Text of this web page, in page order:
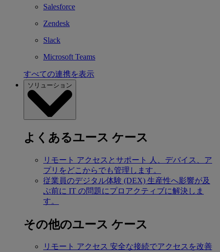
Salesforce
Zendesk
Slack
Microsoft Teams
すべての連携を表示
ソリューション
よくあるユース ケース
リモート アクセスとサポート
人、デバイス、ア
プリをどこからでも管理します。
従業員のデジタル体験 (DEX) 生産性へ影響が及
ぶ前に IT の問題にプロアクティブに解決しま
す。
その他のユース ケース
リモート アクセス 安全な接続でアクセスを改善